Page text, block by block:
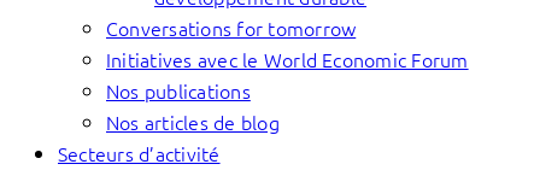
Conversations for tomorrow
Initiatives avec le World Economic Forum
Nos publications
Nos articles de blog
Secteurs d’activité